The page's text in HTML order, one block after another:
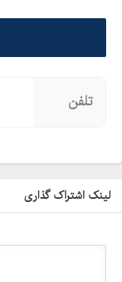
تلفن
لینک اشتراک گذاری